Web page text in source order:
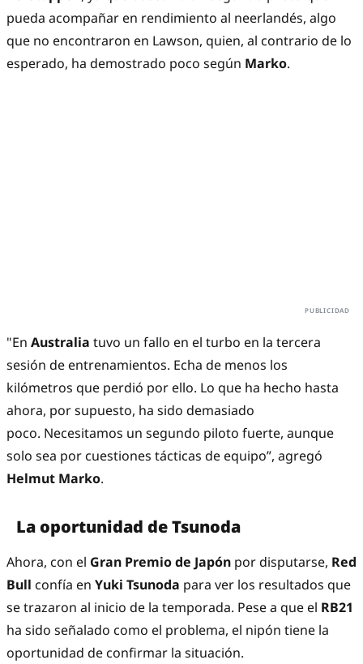
pueda acompañar en rendimiento al neerlandés, algo
que no encontraron en Lawson, quien, al contrario de lo
esperado, ha demostrado poco según Marko.
"En Australia tuvo un fallo en el turbo en la tercera
sesión de entrenamientos. Echa de menos los
kilómetros que perdió por ello. Lo que ha hecho hasta
ahora, por supuesto, ha sido demasiado
poco. Necesitamos un segundo piloto fuerte, aunque
solo sea por cuestiones tácticas de equipo”, agregó
Helmut Marko.
La oportunidad de Tsunoda
Ahora, con el Gran Premio de Japón por disputarse, Red
Bull confía en Yuki Tsunoda para ver los resultados que
se trazaron al inicio de la temporada. Pese a que el RB21
ha sido señalado como el problema, el nipón tiene la
oportunidad de confirmar la situación.